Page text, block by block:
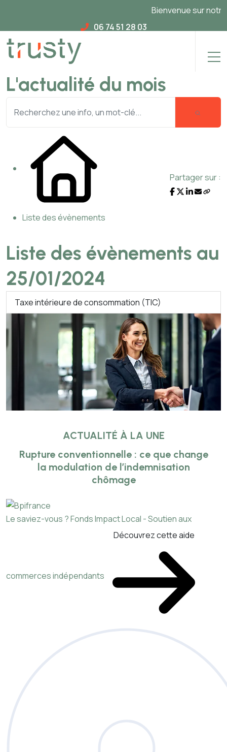
Bienvenue sur notre
06 74 51 28 03
L'actualité du mois
Liste des évènements
Partager sur :
Liste des évènements au
25/01/2024
Taxe intérieure de consommation (TIC)
ACTUALITÉ À LA UNE
Rupture conventionnelle : ce que change
la modulation de l’indemnisation
chômage
Le saviez-vous ?Fonds Impact Local - Soutien aux
commerces indépendants
Découvrez cette aide